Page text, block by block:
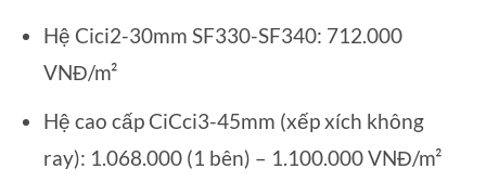
Hệ Cici2-30mm SF330-SF340: 712.000
VNĐ/m²
Hệ cao cấp CiCci3-45mm (xếp xích không
ray): 1.068.000 (1 bên) – 1.100.000 VNĐ/m²